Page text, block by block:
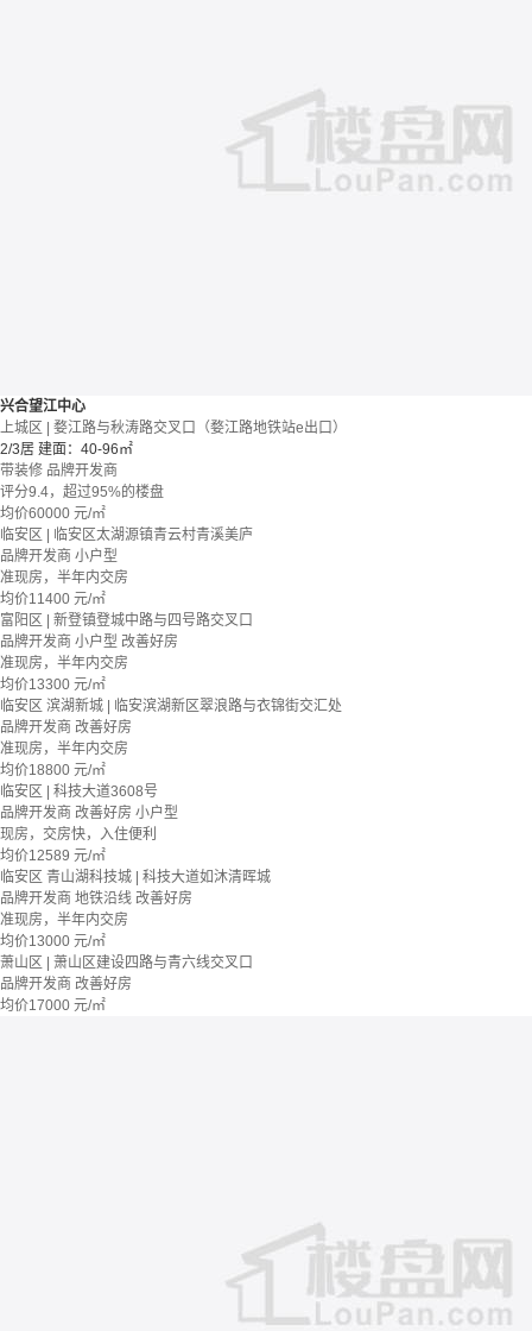
兴合望江中心
上城区 | 婺江路与秋涛路交叉口（婺江路地铁站e出口）
2/3居 建面：40-96㎡
带装修 品牌开发商
评分9.4，超过95%的楼盘
均价60000 元/㎡
临安区 | 临安区太湖源镇青云村青溪美庐
品牌开发商 小户型
准现房，半年内交房
均价11400 元/㎡
富阳区 | 新登镇登城中路与四号路交叉口
品牌开发商 小户型 改善好房
准现房，半年内交房
均价13300 元/㎡
临安区 滨湖新城 | 临安滨湖新区翠浪路与衣锦街交汇处
品牌开发商 改善好房
准现房，半年内交房
均价18800 元/㎡
临安区 | 科技大道3608号
品牌开发商 改善好房 小户型
现房，交房快，入住便利
均价12589 元/㎡
临安区 青山湖科技城 | 科技大道如沐清晖城
品牌开发商 地铁沿线 改善好房
准现房，半年内交房
均价13000 元/㎡
萧山区 | 萧山区建设四路与青六线交叉口
品牌开发商 改善好房
均价17000 元/㎡